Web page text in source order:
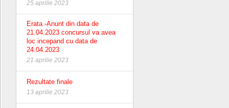
25 aprilie 2023
Erata -Anunt din data de
21.04.2023 concursul va avea
loc incepand cu data de
24.04.2023
21 aprilie 2023
Rezultate finale
13 aprilie 2023